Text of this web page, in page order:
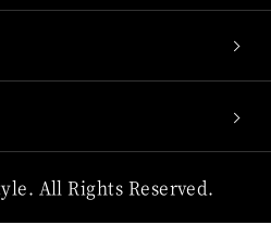
All Rights Reserved.